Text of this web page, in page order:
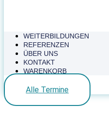
WEITERBILDUNGEN
REFERENZEN
ÜBER UNS
KONTAKT
WARENKORB
Alle Termine